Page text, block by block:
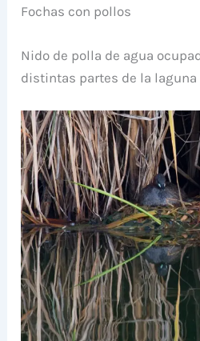
Fochas con pollos
Nido de polla de agua
distintas partes de la laguna